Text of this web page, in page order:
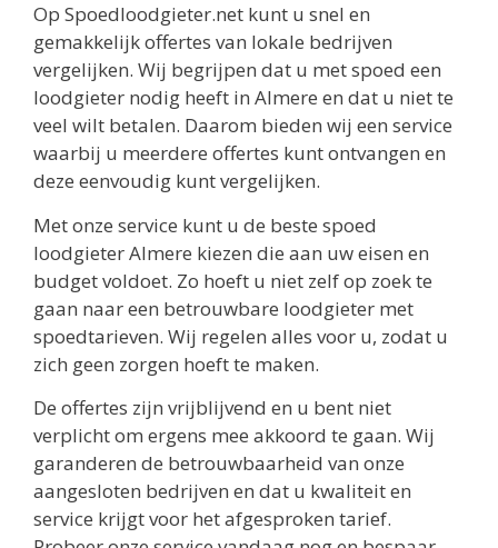
Op Spoedloodgieter.net kunt u snel en
gemakkelijk offertes van lokale bedrijven
vergelijken. Wij begrijpen dat u met spoed een
loodgieter nodig heeft in Almere en dat u niet te
veel wilt betalen. Daarom bieden wij een service
waarbij u meerdere offertes kunt ontvangen en
deze eenvoudig kunt vergelijken.
Met onze service kunt u de beste spoed
loodgieter Almere kiezen die aan uw eisen en
budget voldoet. Zo hoeft u niet zelf op zoek te
gaan naar een betrouwbare loodgieter met
spoedtarieven. Wij regelen alles voor u, zodat u
zich geen zorgen hoeft te maken.
De offertes zijn vrijblijvend en u bent niet
verplicht om ergens mee akkoord te gaan. Wij
garanderen de betrouwbaarheid van onze
aangesloten bedrijven en dat u kwaliteit en
service krijgt voor het afgesproken tarief.